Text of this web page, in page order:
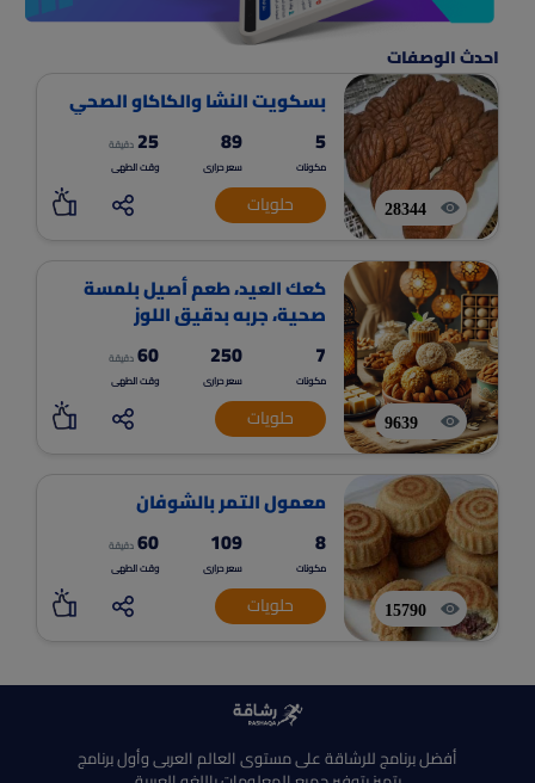
احدث الوصفات
28344
بسكويت النشا والكاكاو الصحي
5
مكونات
89
سعر حرارى
25 دقيقة
وقت الطهى
حلويات
9639
كعك العيد، طعم أصيل بلمسة
صحية، جربه بدقيق اللوز
والشوفان
7
مكونات
250
سعر حرارى
60 دقيقة
وقت الطهى
حلويات
15790
معمول التمر بالشوفان
8
مكونات
109
سعر حرارى
60 دقيقة
وقت الطهى
حلويات
أفضل برنامج للرشاقة على مستوى العالم العربى وأول برنامج